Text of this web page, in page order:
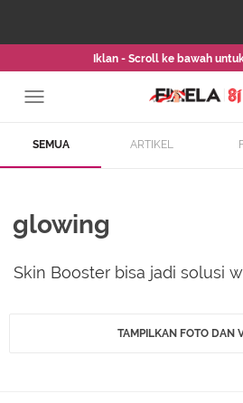
Iklan - Scroll ke bawah
SEMUA ARTIKEL
glowing
Skin Booster bisa jadi solusi
TAMPILKAN FOTO DAN